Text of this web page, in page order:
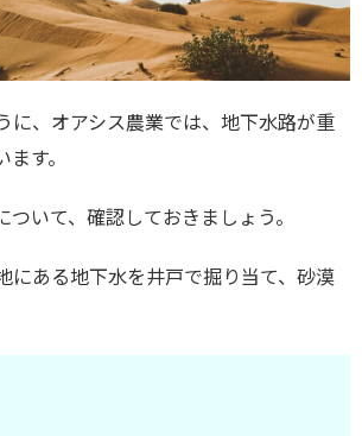
に、オアシス農業では、地下水路が重
す。
ついて、確認しておきましょう。
にある地下水を井戸で掘り当て、砂漠